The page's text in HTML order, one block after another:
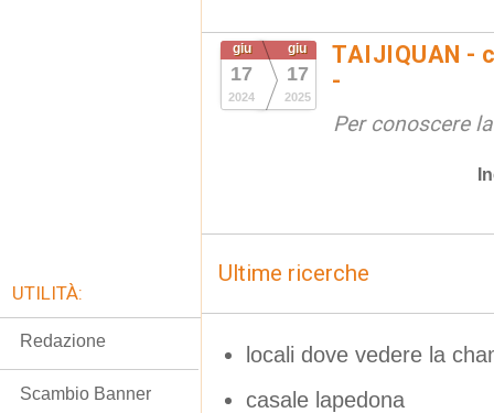
giu
17
2024
giu
17
2025
TAIJIQUAN -
-
Per conoscere
Ultime ricerche
locali dove vedere la
casale lapedona
UTILITÀ:
Redazione
Scambio Banner